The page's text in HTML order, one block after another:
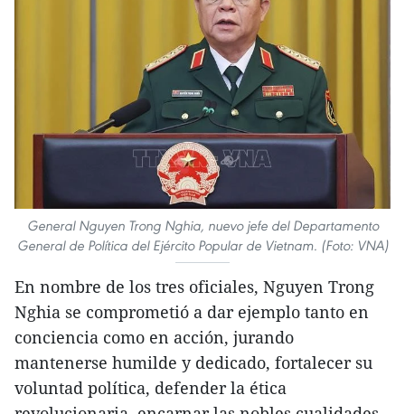
General Nguyen Trong Nghia, nuevo jefe del Departamento
General de Política del Ejército Popular de Vietnam. (Foto: VNA)
En nombre de los tres oficiales, Nguyen Trong
Nghia se comprometió a dar ejemplo tanto en
conciencia como en acción, jurando
mantenerse humilde y dedicado, fortalecer su
voluntad política, defender la ética